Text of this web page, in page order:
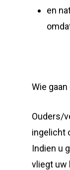
en
Wie
Ouders/
ingelicht
Indien u
vliegt uw